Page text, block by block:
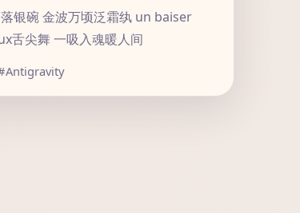
银碗 金波万顷泛霜纨 un baiser
舌尖舞 一吸入魂暖人间